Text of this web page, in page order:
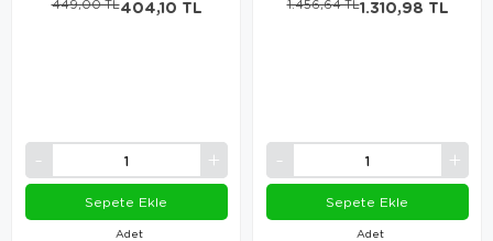
Adet
404,10 TL
449,00 TL
Sepete Ekle
Adet
1.310,98 TL
1.456,64 TL
Sepete Ekle